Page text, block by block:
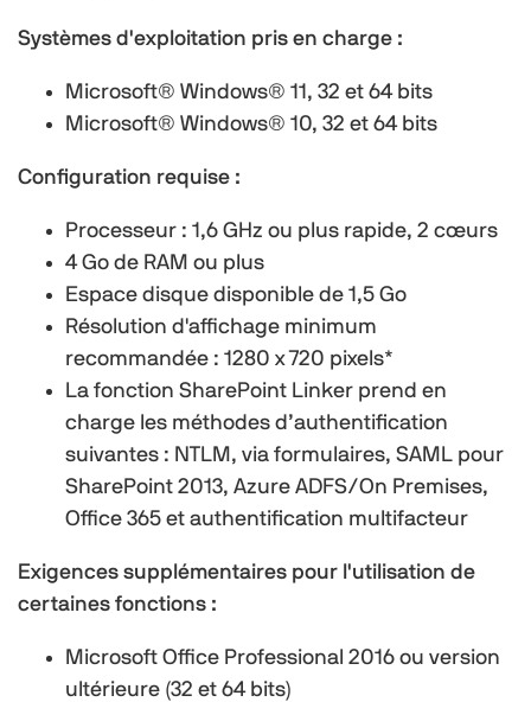
Systèmes d'exploitation pris en charge :
Microsoft® Windows® 11, 32 et 64 bits
Microsoft® Windows® 10, 32 et 64 bits
Configuration requise :
Processeur : 1,6 GHz ou plus rapide, 2 cœurs
4 Go de RAM ou plus
Espace disque disponible de 1,5 Go
Résolution d'affichage minimum
recommandée : 1280 x 720 pixels*
La fonction SharePoint Linker prend en
charge les méthodes d’authentification
suivantes : NTLM, via formulaires, SAML pour
SharePoint 2013, Azure ADFS/On Premises,
Office 365 et authentification multifacteur
Exigences supplémentaires pour l'utilisation de
certaines fonctions :
Microsoft Office Professional 2016 ou version
ultérieure (32 et 64 bits)